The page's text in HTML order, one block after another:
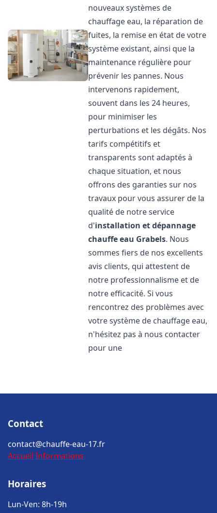
nouveaux systèmes de
chauffage eau, la réparation de
fuites, la remise en état de votre
système existant, ainsi que la
maintenance régulière pour
prévenir les pannes. Nous
intervenons rapidement,
souvent dans les 24 heures,
pour minimiser les
perturbations et les dégâts. Nos
tarifs compétitifs et
transparents sont adaptés à
chaque situation, et nous
offrons des garanties sur nos
travaux pour vous assurer de la
qualité de notre service
d'installation et dépannage
chauffe eau Grabels. Nous
sommes fiers de nos excellents
avis clients, qui attestent de
notre professionnalisme et de
notre efficacité. Si vous
rencontrez des problèmes avec
votre système de chauffage eau,
n'hésitez pas à nous contacter
pour une
Contact
contact@chauffe-eau-17.fr
Accueil Informations
Horaires
Lun-Ven: 8h-19h